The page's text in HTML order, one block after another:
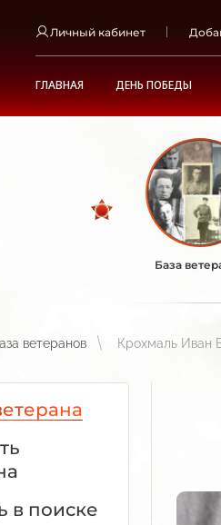
Личный кабинет
ГЛАВНАЯ ДЕНЬ ПОБЕДЫ
База
ветеранов Крохмаль Иван
в поиске